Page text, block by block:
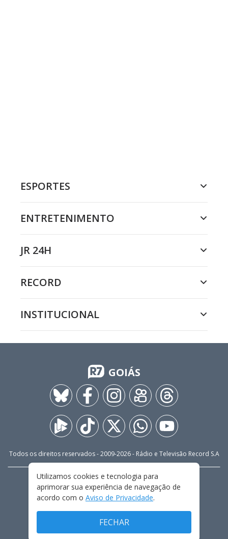
ESPORTES
ENTRETENIMENTO
JR 24H
RECORD
INSTITUCIONAL
GOIÁS
Todos os direitos reservados - 2009-2026- Rádio e Televisão Record S.A
FALE CONOSCO
PRIVACIDADE
TERMOS E CONDIÇÕES DE USO
Utilizamos cookies e tecnologia para
aprimorar sua experiência de navegação de
acordo com o Aviso de Privacidade.
FECHAR